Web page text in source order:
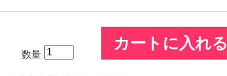
数量
カートに入れる